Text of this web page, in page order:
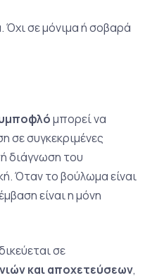
σε μόνιμα ή σοβαρά
μπορεί να
σε συγκεκριμένες
διάγνωση του
Όταν το βούλωμα είναι
είναι η μόνη
σε
και αποχετεύσεων,